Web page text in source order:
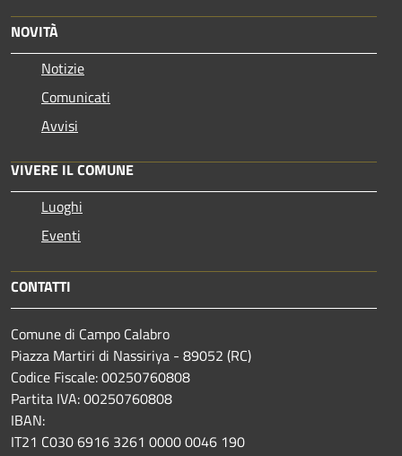
NOVITÀ
Notizie
Comunicati
Avvisi
VIVERE IL COMUNE
Luoghi
Eventi
CONTATTI
Comune di Campo Calabro
Piazza Martiri di Nassiriya - 89052 (RC)
Codice Fiscale: 00250760808
Partita IVA: 00250760808
IBAN:
IT21 C030 6916 3261 0000 0046 190